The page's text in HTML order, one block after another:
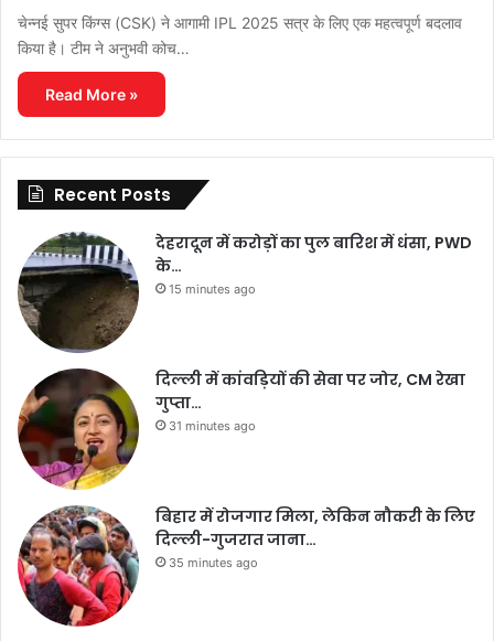
चेन्नई सुपर किंग्स (CSK) ने आगामी IPL 2025 सत्र के लिए एक महत्वपूर्ण बदलाव
किया है। टीम ने अनुभवी कोच…
Read More »
Recent Posts
देहरादून में करोड़ों का पुल बारिश में धंसा, PWD
के…
15 minutes ago
दिल्ली में कांवड़ियों की सेवा पर जोर, CM रेखा
गुप्ता…
31 minutes ago
बिहार में रोजगार मिला, लेकिन नौकरी के लिए
दिल्ली-गुजरात जाना…
35 minutes ago